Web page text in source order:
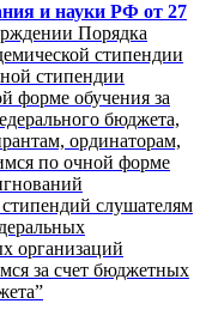
и науки РФ от 27
Порядка
стипендии
стипендии
форме обучения за
бюджета,
ординаторам,
по очной форме
слушателям
организаций
за счет бюджетных